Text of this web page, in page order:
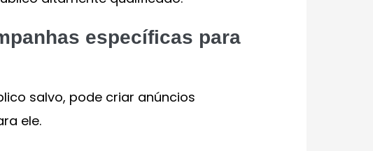
específicas para
salvo, pode criar anúncios
ele.